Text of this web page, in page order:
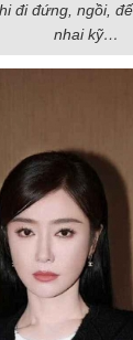
đi đứng, ngồi,
nhai kỹ…